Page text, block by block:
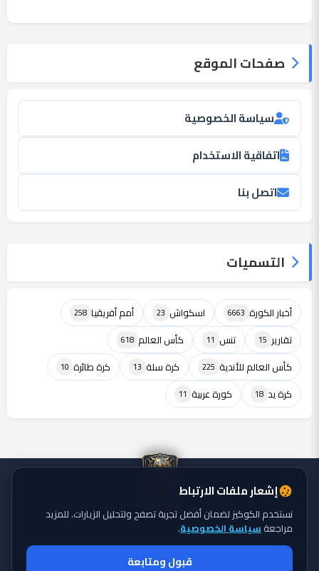
صفحات الموقع
سياسة الخصوصية
اتفاقية الاستخدام
اتصل بنا
التسميات
أخبار الكورة 6663 اسكواش 23 أمم أفريقيا 258
تقارير 15 تنس 11 كأس العالم 618
كأس العالم للأندية 225 كرة سلة 13 كرة طائرة 10
كرة يد 18 كورة عربية 11
جميع الحقوق محفوظة ©تايجر الكورة: موقع يقدم أحدث أخبار الكورة
2026
إشعار ملفات الارتباط
نستخدم الكوكيز لضمان أفضل تجربة تصفح ولتحليل الزيارات. للمزيد
مراجعةسياسة الخصوصية.
قبول ومتابعة